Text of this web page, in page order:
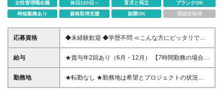
女性管理職在籍 休日120日～ 育児と両立
ブランクOK
時短勤務あり
資格取得支援 副業OK 国認定取得
応募資格
◆未経験歓迎 ◆学歴不問 ≪こんな方にピッタリです
≫ ◇自分にどんな仕事・どんな職場が向いているか
分からない ◇とりあえずオフィスワークがしたい ◇
の安定企業で働きたい ◇ワークライフバランスを大
切にしたい など ≪契約更新について≫ ・契約の更
給与
★賞与年2回あり（6月・12月） 【7時間勤務の場合】
月給26万1000円+賞与年2回+交通費支給 ※みなし残
業月20時間分（3万2625円～）を含みます。超過分は
勤務地
★転勤なし ★勤務地は希望とプロジェクトの状況に
応じて決定 東京23区を中心とした関東エリアのプロ